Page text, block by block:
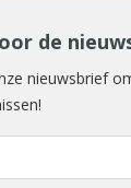
de
nieuwsbrief